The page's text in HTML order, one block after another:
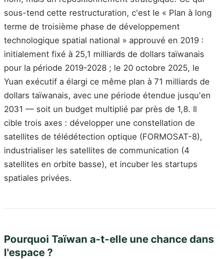
sous-tend cette restructuration, c'est le « Plan à long
terme de troisième phase de développement
technologique spatial national » approuvé en 2019 :
initialement fixé à 25,1 milliards de dollars taïwanais
pour la période 2019-2028 ; le 20 octobre 2025, le
Yuan exécutif a élargi ce même plan à 71 milliards de
dollars taïwanais, avec une période étendue jusqu'en
2031 — soit un budget multiplié par près de 1,8. Il
cible trois axes : développer une constellation de
satellites de télédétection optique (FORMOSAT-8),
industrialiser les satellites de communication (4
satellites en orbite basse), et incuber les startups
spatiales privées.
Pourquoi Taïwan a-t-elle une chance dans
l'espace ?